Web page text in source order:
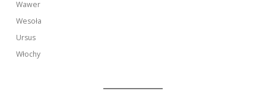
Wawer
Wesoła
Ursus
Włochy